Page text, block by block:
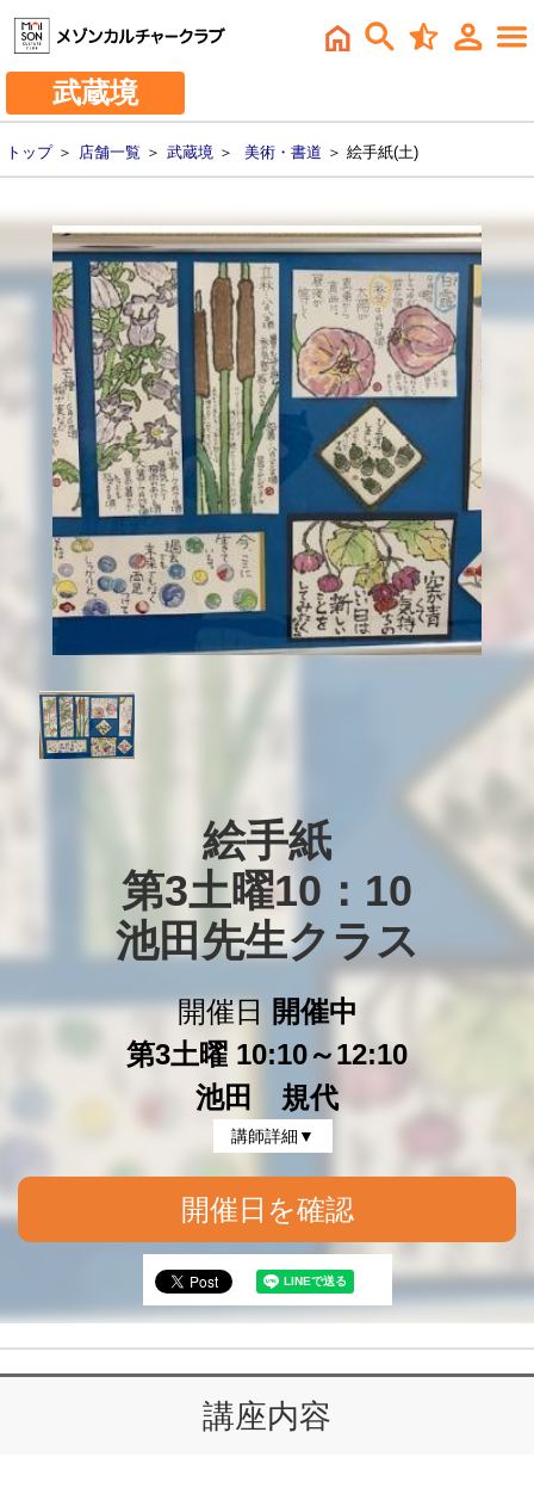
武蔵境
トップ＞ 店舗一覧 ＞ 武蔵境 ＞ 美術・書道 ＞ 絵手紙(土)
絵手紙
第3土曜10：10
池田先生クラス
開催日
開催中
第3土曜 10:10～12:10
池田 規代
講師詳細▼
開催日を確認
講座内容